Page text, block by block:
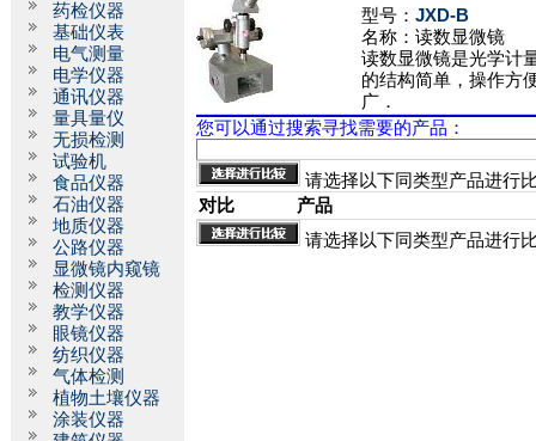
药检仪器
基础仪表
电气测量
电学仪器
通讯仪器
量具量仪
无损检测
试验机
食品仪器
石油仪器
地质仪器
公路仪器
显微镜内窥镜
检测仪器
教学仪器
眼镜仪器
纺织仪器
气体检测
植物土壤仪器
涂装仪器
型号： JXD-B
名称： 读数显微镜
读数显微镜是光学计
的结构简单，操作方
广．
您可以通过搜索寻找需要的产品：
请选择以下同类型产品进行
对比
产品
请选择以下同类型产品进行